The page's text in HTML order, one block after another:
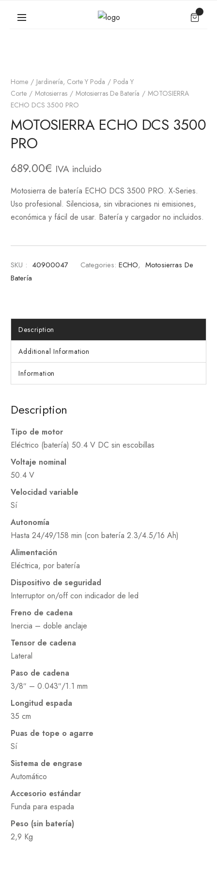
Home Jardinería, Corte Y Poda
Poda Y
Corte
Motosierras Motosierras De Batería
MOTOSIERRA
ECHO DCS 3500 PRO
MOTOSIERRA ECHO DCS 3500
PRO
689.00€ IVA incluido
Motosierra de batería ECHO DCS 3500 PRO. X-Series.
Uso profesional. Silenciosa, sin vibraciones ni emisiones,
económica y fácil de usar. Batería y cargador no incluidos.
SKU : 40900047 Categories: ECHO, Motosierras De
Batería
Description
Additional Information
Information
Description
Tipo de motor
Eléctrico (batería) 50.4 V DC sin escobillas
Voltaje nominal
50.4 V
Velocidad variable
Sí
Autonomía
Hasta 24/49/158 min (con batería 2.3/4.5/16 Ah)
Alimentación
Eléctrica, por batería
Dispositivo de seguridad
Interruptor on/off con indicador de led
Freno de cadena
Inercia – doble anclaje
Tensor de cadena
Lateral
Paso de cadena
3/8″ – 0.043″/1.1 mm
Longitud espada
35 cm
Puas de tope o agarre
Sí
Sistema de engrase
Automático
Accesorio estándar
Funda para espada
Peso (sin batería)
2,9 Kg